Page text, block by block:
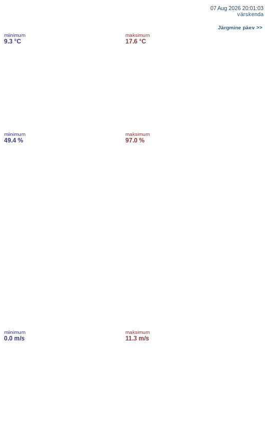
07 Aug 2026 20:01:03
värskenda
Järgmine päev >>
miinimum
9.3 °C
maksimum
17.6 °C
miinimum
49.4 %
maksimum
97.0 %
miinimum
0.0 m/s
maksimum
11.3 m/s